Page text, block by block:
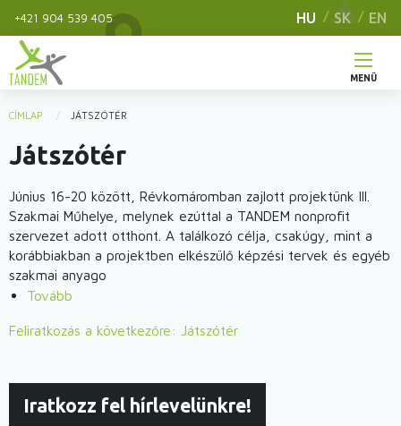
tartalomra
+421 904 539 405 HU SK EN
Main
navigation
MENÜ
are
CÍMLAP JÁTSZÓTÉR
Játszótér
Június 16-20 között, Révkomáromban zajlott projektünk III.
Szakmai Műhelye, melynek ezúttal a TANDEM nonprofit
szervezet adott otthont. A találkozó célja, csakúgy, mint a
korábbiakban a projektben elkészülő képzési tervek és egyéb
szakmai anyago
Tovább
Feliratkozás a következőre: Játszótér
Iratkozz fel hírlevelünkre!